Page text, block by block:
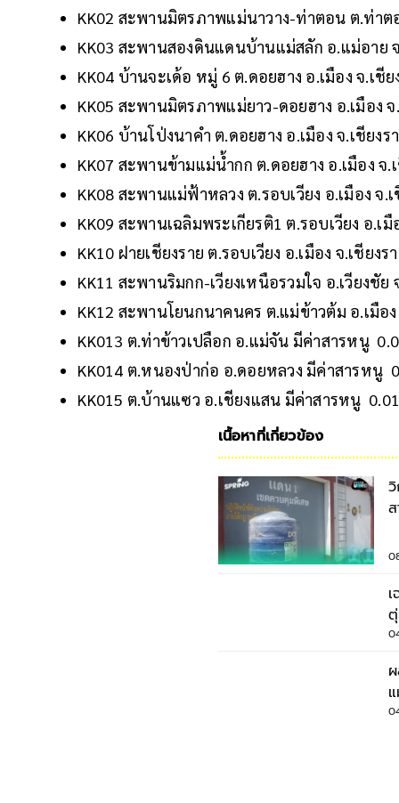
KK02 สะพานมิตรภาพแม่นาวาง-ท่าตอน ต.ท่า
KK03 สะพานสองดินแดนบ้านแม่สลัก อ.แม่อาย
KK04 บ้านจะเด้อ หมู่ 6 ต.ดอยฮาง อ.เมือง จ.เชี
KK05 สะพานมิตรภาพแม่ยาว-ดอยฮาง อ.เมือง
KK06 บ้านโป่งนาคำ ต.ดอยฮาง อ.เมือง จ.เชียง
KK07 สะพานข้ามแม่น้ำกก ต.ดอยฮาง อ.เมือง จ
KK08 สะพานแม่ฟ้าหลวง ต.รอบเวียง อ.เมือง จ.
KK09 สะพานเฉลิมพระเกียรติ1 ต.รอบเวียง อ.เ
KK10 ฝายเชียงราย ต.รอบเวียง อ.เมือง จ.เชียง
KK11 สะพานริมกก-เวียงเหนือรวมใจ อ.เวียงชั
KK12 สะพานโยนกนาคนคร ต.แม่ข้าวต้ม อ.เมื
KK013 ต.ท่าข้าวเปลือก อ.แม่จัน มีค่าสารหนู
KK014 ต.หนองป่าก่อ อ.ดอยหลวง มีค่าสารหนู
KK015 ต.บ้านแซว อ.เชียงแสน มีค่าสารหนู
เนื้อหาที่เกี่ยวข้อง